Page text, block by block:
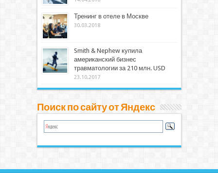
Тренинг в отеле в Москве
30.03.2018
Smith & Nephew купила
американский бизнес
травматологии за 210 млн. USD
23.10.2017
Поиск по сайту от Яндекс